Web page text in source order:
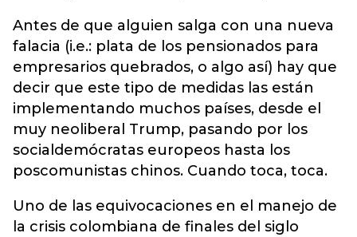
Antes de que alguien salga con una nueva
falacia (i.e.: plata de los pensionados para
empresarios quebrados, o algo así) hay que
decir que este tipo de medidas las están
implementando muchos países, desde el
muy neoliberal Trump, pasando por los
socialdemócratas europeos hasta los
poscomunistas chinos. Cuando toca, toca.
Uno de las equivocaciones en el manejo de
la crisis colombiana de finales del siglo